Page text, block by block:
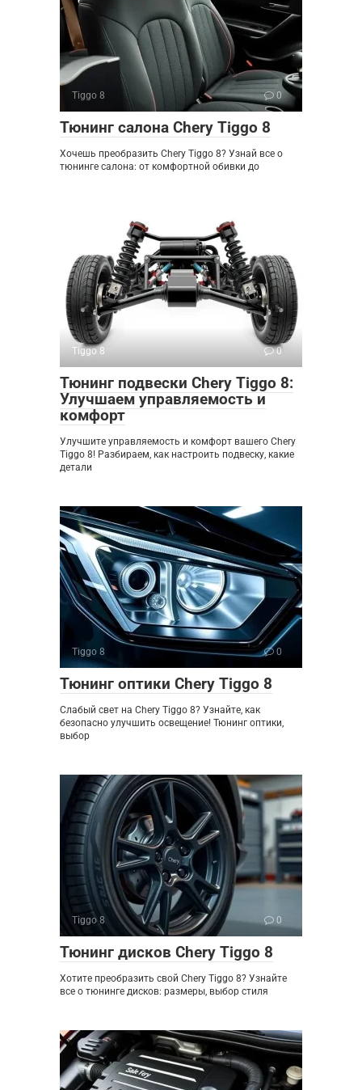
Tiggo 8 0
Тюнинг салона Chery Tiggo 8
Хочешь преобразить Chery Tiggo 8? Узнай все о
тюнинге салона: от комфортной обивки до
Tiggo 8 0
Тюнинг подвески Chery Tiggo 8:
Улучшаем управляемость и
комфорт
Улучшите управляемость и комфорт вашего Chery
Tiggo 8! Разбираем, как настроить подвеску, какие
детали
Tiggo 8 0
Тюнинг оптики Chery Tiggo 8
Слабый свет на Chery Tiggo 8? Узнайте, как
безопасно улучшить освещение! Тюнинг оптики,
выбор
Tiggo 8 0
Тюнинг дисков Chery Tiggo 8
Хотите преобразить свой Chery Tiggo 8? Узнайте
все о тюнинге дисков: размеры, выбор стиля